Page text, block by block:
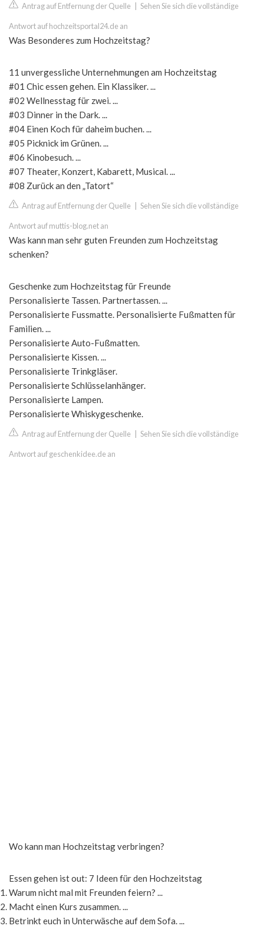
Antrag auf Entfernung der Quelle Sehen Sie sich die vollständige
Antwort auf hochzeitsportal24.de an
Was Besonderes zum Hochzeitstag?
11 unvergessliche Unternehmungen am Hochzeitstag
#01 Chic essen gehen. Ein Klassiker. ...
#02 Wellnesstag für zwei. ...
#03 Dinner in the Dark. ...
#04 Einen Koch für daheim buchen. ...
#05 Picknick im Grünen. ...
#06 Kinobesuch. ...
#07 Theater, Konzert, Kabarett, Musical. ...
#08 Zurück an den „Tatort“
Antrag auf Entfernung der Quelle Sehen Sie sich die vollständige
Antwort auf muttis-blog.net an
Was kann man sehr guten Freunden zum Hochzeitstag
schenken?
Geschenke zum Hochzeitstag für Freunde
Personalisierte Tassen. Partnertassen. ...
Personalisierte Fussmatte. Personalisierte Fußmatten für
Familien. ...
Personalisierte Auto-Fußmatten.
Personalisierte Kissen. ...
Personalisierte Trinkgläser.
Personalisierte Schlüsselanhänger.
Personalisierte Lampen.
Personalisierte Whiskygeschenke.
Antrag auf Entfernung der Quelle Sehen Sie sich die vollständige
Antwort auf geschenkidee.de an
Wo kann man Hochzeitstag verbringen?
Essen gehen ist out: 7 Ideen für den Hochzeitstag
Warum nicht mal mit Freunden feiern? ...
Macht einen Kurs zusammen. ...
Betrinkt euch in Unterwäsche auf dem Sofa. ...